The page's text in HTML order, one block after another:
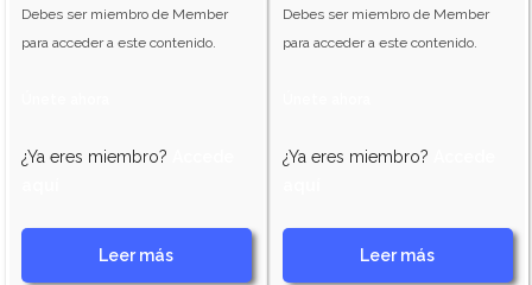
Debes ser miembro de Member
para acceder a este contenido.
¿Ya eres miembro?
Leer más
Debes ser miembro de Member
para acceder a este contenido.
¿Ya eres miembro?
Leer más